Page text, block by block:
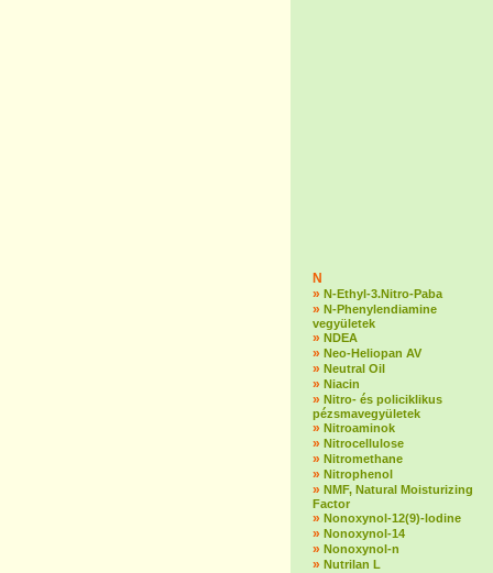
N
» N-Ethyl-3.Nitro-Paba
» N-Phenylendiamine
vegyületek
» NDEA
» Neo-Heliopan AV
» Neutral Oil
» Niacin
» Nitro- és policiklikus
pézsmavegyületek
» Nitroaminok
» Nitrocellulose
» Nitromethane
» Nitrophenol
» NMF, Natural Moisturizing
Factor
» Nonoxynol-12(9)-lodine
» Nonoxynol-14
» Nonoxynol-n
» Nutrilan L